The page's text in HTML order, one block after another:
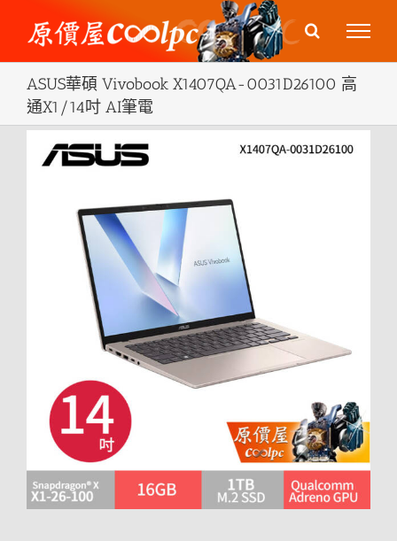
content
ASUS華碩 Vivobook X1407QA-0031D26100 高
通X1/14吋 AI筆電
View
Larger